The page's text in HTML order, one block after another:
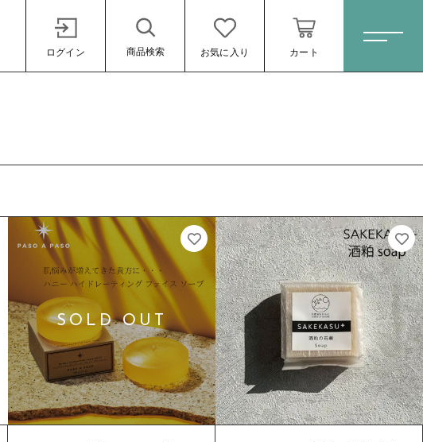
ログイン
商品検索 お気に入り カート
すべての商品
HINOKI（土佐ヒノキ）シリーズ
サステナブル歯ブラシ・歯磨き粉
洗剤・食器用石鹸
タオル/ハンカチ
国産［奥会津］かごバッグ
カトラリー/食器
ソーラーランタン（クリーンエネ
セール